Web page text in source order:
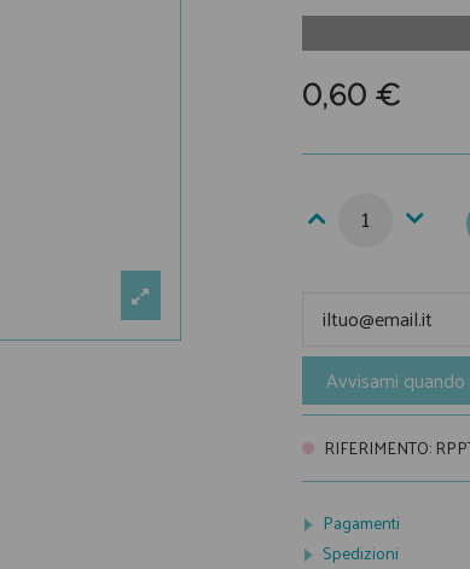
0,60 €
Avvisami
RIFERIMENTO:
Pagamenti
Spedizioni